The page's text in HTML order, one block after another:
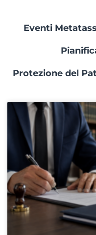
Eventi
Protezione del